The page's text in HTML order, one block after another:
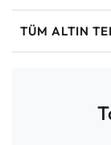
TÜM ALTIN